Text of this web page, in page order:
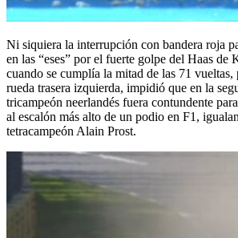
Ni siquiera la interrupción con bandera roja
en las “eses” por el fuerte golpe del Haas de
cuando se cumplía la mitad de las 71 vueltas,
rueda trasera izquierda, impidió que en la
tricampeón neerlandés fuera contundente
al escalón más alto de un podio en F1,
tetracampeón Alain Prost.